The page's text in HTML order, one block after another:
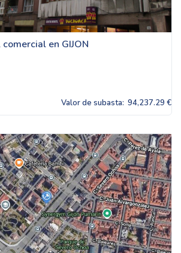
en GIJON
Valor de subasta: 94,237.29 €